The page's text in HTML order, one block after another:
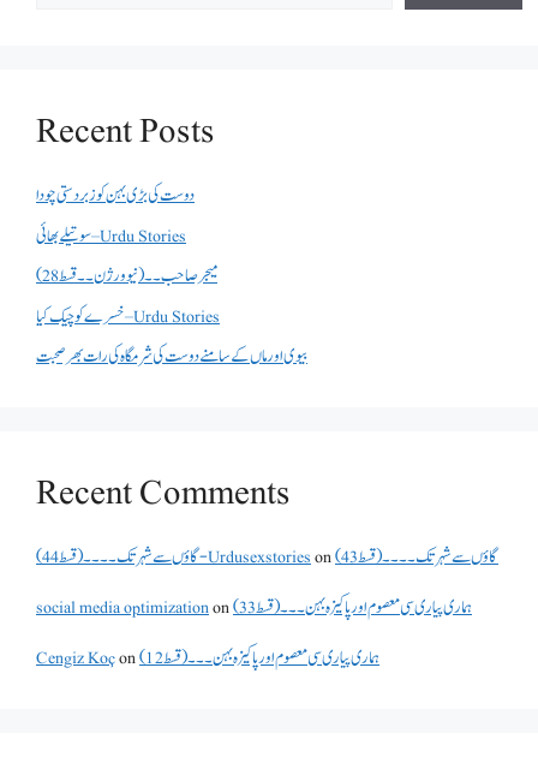
Recent Posts
دوست کی بڑی بہن کو زبردستی چودا
سوتیلے بھائی – Urdu Stories
میجر صاحب۔۔( نیو ورژن ۔۔قسط 28)
خسرے کو چیک کیا – Urdu Stories
بیوی اور ماں کے سامنے دوست کی شرمگاہ کی رات بھر صحبت
Recent Comments
گاؤں سے شہر تک۔۔۔۔(قسط 44) - Urdusexstorieson
گاؤں سے شہر تک۔۔۔۔(قسط 43)
social media optimizationon
ہماری پیاری سی معصوم اور پاکیزہ بہن۔۔۔(قسط33)
Cengiz Koçon ہماری پیاری سی معصوم اور پاکیزہ بہن۔۔۔(قسط12)